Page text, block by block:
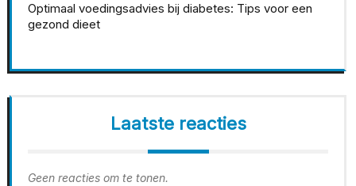
Optimaal voedingsadvies bij diabetes: Tips voor een
gezond dieet
Laatste reacties
Geen reacties om te tonen.